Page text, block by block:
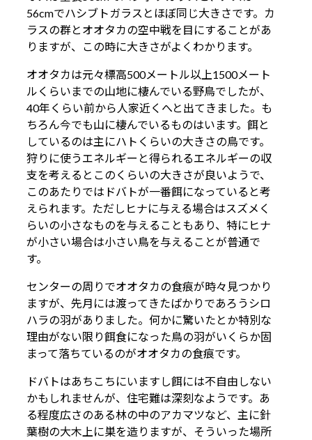
56cmでハシブトガラスとほぼ同じ大きさです。カ
ラスの群とオオタカの空中戦を目にすることがあ
りますが、この時に大きさがよくわかります。
オオタカは元々標高500メートル以上1500メート
ルくらいまでの山地に棲んでいる野鳥でしたが、
40年くらい前から人家近くへと出てきました。も
ちろん今でも山に棲んでいるものはいます。餌と
しているのは主にハトくらいの大きさの鳥です。
狩りに使うエネルギーと得られるエネルギーの収
支を考えるとこのくらいの大きさが良いようで、
このあたりではドバトが一番餌になっていると考
えられます。ただしヒナに与える場合はスズメく
らいの小さなものを与えることもあり、特にヒナ
が小さい場合は小さい鳥を与えることが普通で
す。
センターの周りでオオタカの食痕が時々見つかり
ますが、先月には渡ってきたばかりであろうシロ
ハラの羽がありました。何かに驚いたとか特別な
理由がない限り餌食になった鳥の羽がいくらか固
まって落ちているのがオオタカの食痕です。
ドバトはあちこちにいますし餌には不自由しない
かもしれませんが、住宅難は深刻なようです。あ
る程度広さのある林の中のアカマツなど、主に針
葉樹の大木上に巣を造りますが、そういった場所